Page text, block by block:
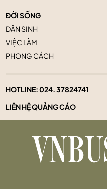
ĐỜI SỐNG
DÂN SINH
VIỆC LÀM
PHONG CÁCH
HOTLINE:024. 37824741
LIÊN HỆ QUẢNG CÁO